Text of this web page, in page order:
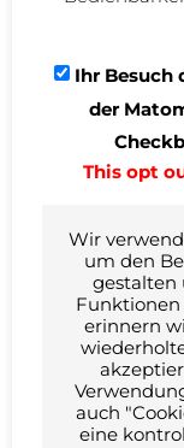
Rudolf-Diesel-
Architektur
Heimstraße 11,
0731.1405995-0)
Zu den
Öffentliche
Industriebau/
Nachhaltigkeit
Ihr Besuch
der
This opt
Wir
um den
gestalten
Funktionen
erinnern
auch
eine